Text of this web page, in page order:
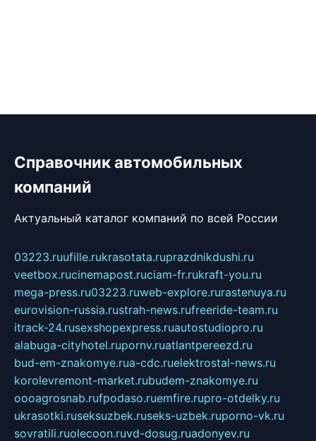
Справочник автомобильных
компаний
Актуальный каталог компаний по всей России
03223.ruufille.rukrasotata.ruprazdnikdushi.ru
veetbox.rucinemapost.ruciam-fr.rukraft-you.ru
mega-press.ru03223.ruweb-explore.rurastenuya.ru
eurovision-russia.rustrah-news.rufreeride-team.ru
itrack-24.rusexshopexpress.ruautostudiopro.ru
alabuga-cityhotel.rupornv.ruatlantpereezd.ru
bud-em-znakomye.rua-cdc.ruelektrostal-news.ru
korolevremont-market.rubudem-znakomye.ru
oooagrosnab.rufpodaso.ruemfire.rupro-otdelky.ru
ukrasotki.ruseksuzbek.ruseks-uzbek.ruporno-vk.ru
sovratili.ruolecoon.ruvd-dosug.ruadonyev.ru